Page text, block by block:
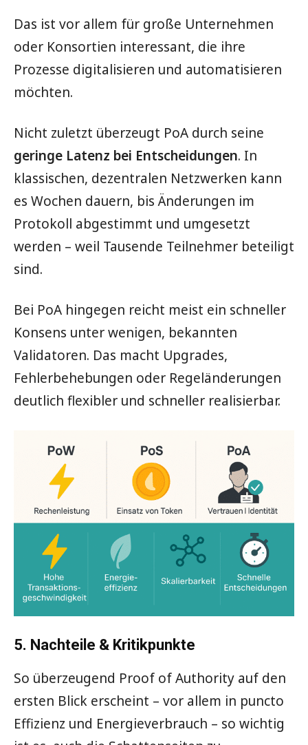
Das ist vor allem für große Unternehmen
oder Konsortien interessant, die ihre
Prozesse digitalisieren und automatisieren
möchten.
Nicht zuletzt überzeugt PoA durch seine
geringe Latenz bei Entscheidungen. In
klassischen, dezentralen Netzwerken kann
es Wochen dauern, bis Änderungen im
Protokoll abgestimmt und umgesetzt
werden – weil Tausende Teilnehmer beteiligt
sind.
Bei PoA hingegen reicht meist ein schneller
Konsens unter wenigen, bekannten
Validatoren. Das macht Upgrades,
Fehlerbehebungen oder Regeländerungen
deutlich flexibler und schneller realisierbar.
5. Nachteile & Kritikpunkte
So überzeugend Proof of Authority auf den
ersten Blick erscheint – vor allem in puncto
Effizienz und Energieverbrauch – so wichtig